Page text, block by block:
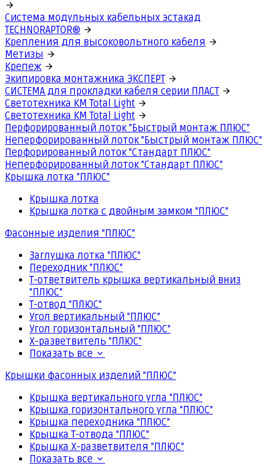
Система модульных кабельных эстакад
TECHNORAPTOR®
Крепления для высоковольтного кабеля
Метизы
Крепеж
Экипировка монтажника ЭКСПЕРТ
СИСТЕМА для прокладки кабеля серии ПЛАСТ
Светотехника КМ Total Light
Светотехника КМ Total Light
Перфорированный лоток "Быстрый монтаж ПЛЮС"
Неперфорированный лоток "Быстрый монтаж ПЛЮС"
Перфорированный лоток "Стандарт ПЛЮС"
Неперфорированный лоток "Стандарт ПЛЮС"
Крышка лотка "ПЛЮС"
Крышка лотка
Крышка лотка с двойным замком "ПЛЮС"
Фасонные изделия "ПЛЮС"
Заглушка лотка "ПЛЮС"
Переходник "ПЛЮС"
Т-ответвитель крышка вертикальный вниз
"ПЛЮС"
Т-отвод "ПЛЮС"
Угол вертикальный "ПЛЮС"
Угол горизонтальный "ПЛЮС"
Х-разветвитель "ПЛЮС"
Показать все
Крышки фасонных изделий "ПЛЮС"
Крышка вертикального угла "ПЛЮС"
Крышка горизонтального угла "ПЛЮС"
Крышка переходника "ПЛЮС"
Крышка Т-отвода "ПЛЮС"
Крышка Х-разветвителя "ПЛЮС"
Показать все